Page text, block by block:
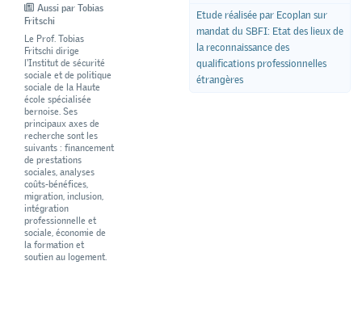
Aussi par Tobias
Fritschi
Le Prof. Tobias
Fritschi dirige
l‘Institut de sécurité
sociale et de politique
sociale de la Haute
école spécialisée
bernoise. Ses
principaux axes de
recherche sont les
suivants : financement
de prestations
sociales, analyses
coûts-bénéfices,
migration, inclusion,
intégration
professionnelle et
sociale, économie de
la formation et
soutien au logement.
Etude réalisée par Ecoplan sur
mandat du SBFI: Etat des lieux de
la reconnaissance des
qualifications professionnelles
étrangères